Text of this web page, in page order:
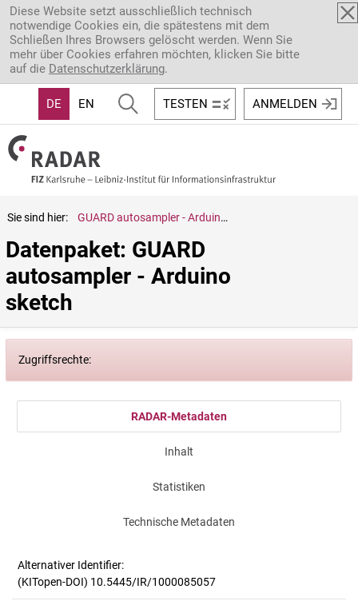
Direkt zum Inhalt
Diese Website setzt ausschließlich technisch
notwendige Cookies ein, die spätestens mit dem
Schließen Ihres Browsers gelöscht werden. Wenn Sie
mehr über Cookies erfahren möchten, klicken Sie bitte
auf die Datenschutzerklärung.
DE EN TESTEN ANMELDEN
Sie sind hier: GUARD autosampler - Arduino sketch
Datenpaket: GUARD
autosampler - Arduino
sketch
Zugriffsrechte:
RADAR-Metadaten
Inhalt
Statistiken
Technische Metadaten
Alternativer Identifier:
(KITopen-DOI) 10.5445/IR/1000085057